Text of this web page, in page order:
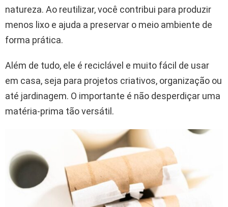
natureza. Ao reutilizar, você contribui para produzir
menos lixo e ajuda a preservar o meio ambiente de
forma prática.
Além de tudo, ele é reciclável e muito fácil de usar
em casa, seja para projetos criativos, organização ou
até jardinagem. O importante é não desperdiçar uma
matéria-prima tão versátil.